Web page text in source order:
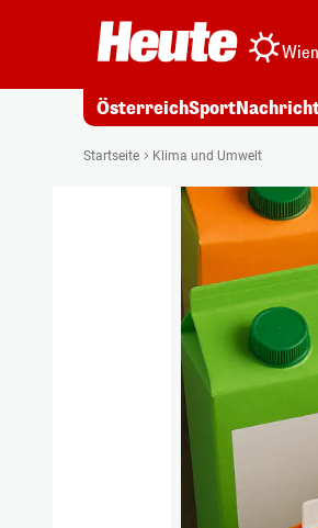
ÖsterreichSport
Startseite Klima und Umwelt